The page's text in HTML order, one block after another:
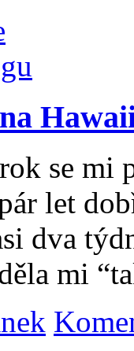
se mi
let
dva
mi